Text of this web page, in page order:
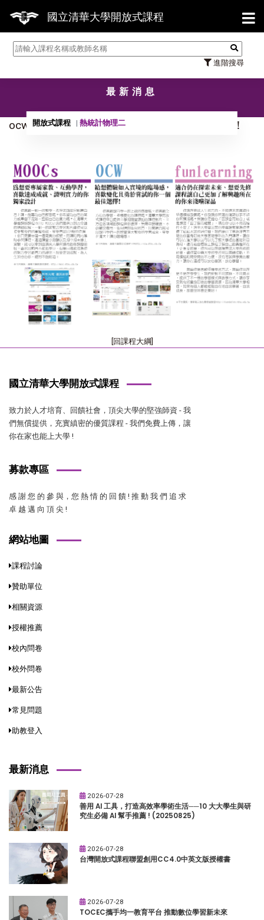
國立清華大學開放式課程
進階搜尋
【
最新消息
開放式課程 熱統計物理二
ocw.-moocs-.-funlearning線上課程比較報你知！
[回課程大綱]
國立清華大學開放式課程
致力於人才培育、回饋社會，頂尖大學的堅強師資 - 我
們無償提供，充實縝密的優質課程 - 我們免費上傳，讓
你在家也能上大學 !
募款專區
感 謝 您 的 參 與，您 熱 情 的 回 饋 ! 推 動 我 們 追 求
卓 越 邁 向 頂 尖 !
網站地圖
課程討論
贊助單位
相關資源
授權推薦
校內問卷
校外問卷
最新公告
常見問題
助教登入
最新消息
2026-07-28
善用 AI 工具，打造高效率學術生活──10 大大學生與研
究生必備 AI 幫手推薦 ! (20250825)
2026-07-28
台灣開放式課程聯盟創用CC4.0中英文版授權書
2026-07-28
TOCEC攜手均一教育平台 推動數位學習新未來